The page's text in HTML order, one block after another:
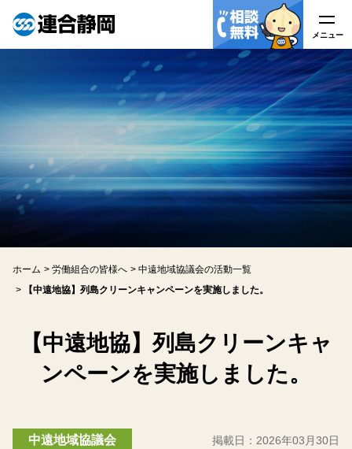
メニュー
連合静岡について
はたらく皆様へ
労働組合の皆様へ
アクセス
ホーム 労働組合の皆様へ
中遠地域協議会の活動一覧
【中遠地協】列島クリーンキャンペーンを実施しました。
【中遠地協】列島クリーンキャ
ンペーンを実施しました。
中遠地域協議会 掲載日： 2026年03月30日